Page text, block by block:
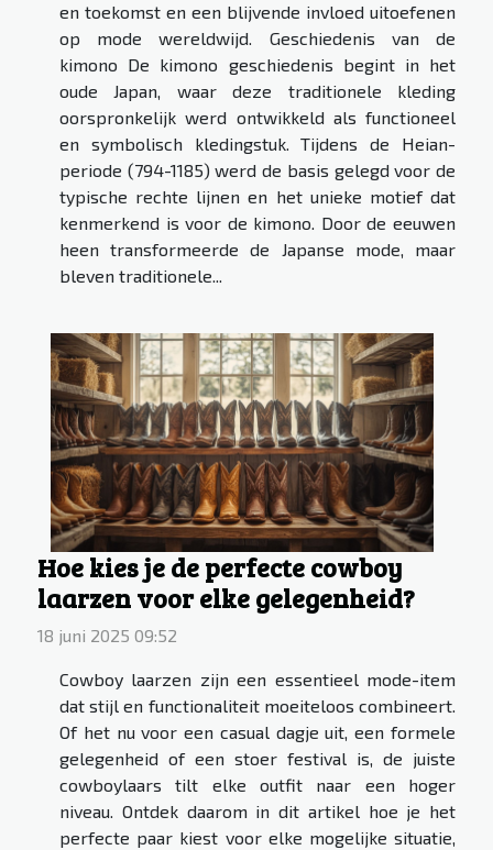
en toekomst en een blijvende invloed uitoefenen
op mode wereldwijd. Geschiedenis van de
kimono De kimono geschiedenis begint in het
oude Japan, waar deze traditionele kleding
oorspronkelijk werd ontwikkeld als functioneel
en symbolisch kledingstuk. Tijdens de Heian-
periode (794-1185) werd de basis gelegd voor de
typische rechte lijnen en het unieke motief dat
kenmerkend is voor de kimono. Door de eeuwen
heen transformeerde de Japanse mode, maar
bleven traditionele...
Hoe kies je de perfecte cowboy
laarzen voor elke gelegenheid?
18 juni 2025 09:52
Cowboy laarzen zijn een essentieel mode-item
dat stijl en functionaliteit moeiteloos combineert.
Of het nu voor een casual dagje uit, een formele
gelegenheid of een stoer festival is, de juiste
cowboylaars tilt elke outfit naar een hoger
niveau. Ontdek daarom in dit artikel hoe je het
perfecte paar kiest voor elke mogelijke situatie,